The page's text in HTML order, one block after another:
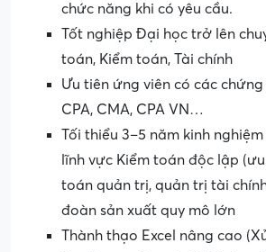
chức năng khi có yêu cầu.
Tốt nghiệp Đại học trở lên
toán, Kiểm toán, Tài chính
Ưu tiên ứng viên có các chứng
CPA, CMA, CPA VN…
Tối thiểu 3–5 năm kinh
lĩnh vực Kiểm toán độc lập
toán quản trị, quản trị tài
đoàn sản xuất quy mô lớn
Thành thạo Excel nâng cao